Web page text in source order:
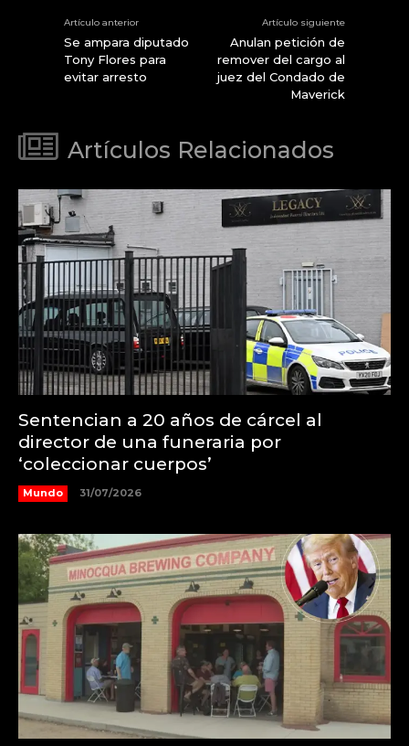
Artículo anterior
Se ampara diputado
Tony Flores para
evitar arresto
Artículo siguiente
Anulan petición de
remover del cargo al
juez del Condado de
Maverick
Artículos Relacionados
Sentencian a 20 años de cárcel al
director de una funeraria por
‘coleccionar cuerpos’
Mundo 31/07/2026